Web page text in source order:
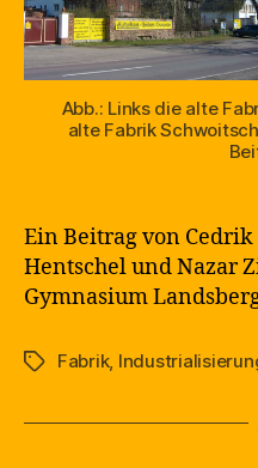
Abb.: Links die alte
alte Fabrik
Ein Beitrag von
Hentschel und Nazar
Gymnasium
Schlagwörter
Fabrik,